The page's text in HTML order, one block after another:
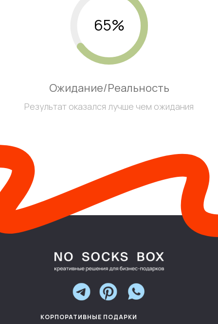
65%
Ожидание/Реальность
Результат оказался лучше чем ожидания
КОРПОРАТИВНЫЕ ПОДАРКИ